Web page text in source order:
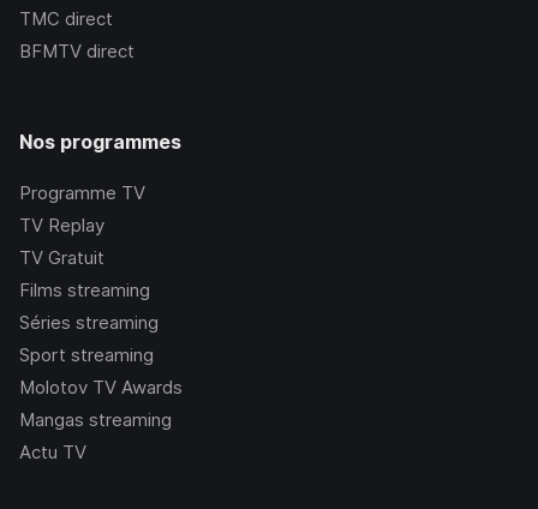
TMC direct
BFMTV direct
Nos programmes
Programme TV
TV Replay
TV Gratuit
Films streaming
Séries streaming
Sport streaming
Molotov TV Awards
Mangas streaming
Actu TV